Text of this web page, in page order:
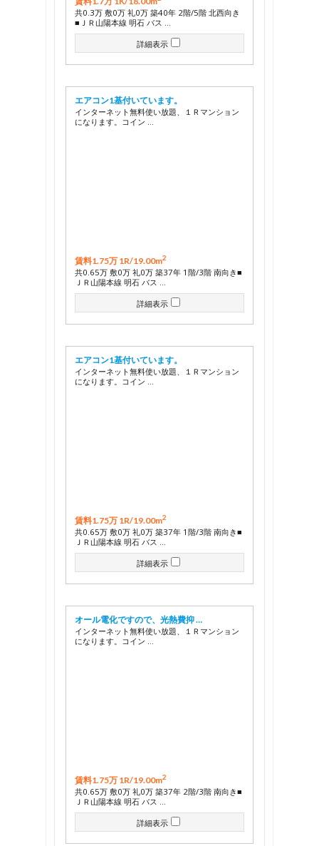
共0.3万 敷0万 礼0万 築40年 2階/5階 北西向き
■ＪＲ山陽本線 明石 バス …
詳細表示
エアコン1基付いています。
インターネット無料使い放題、１Ｒマンション
になります。コイン …
賃料1.75万 1R/19.00m2
共0.65万 敷0万 礼0万 築37年 1階/3階 南向き■
ＪＲ山陽本線 明石 バス …
詳細表示
エアコン1基付いています。
インターネット無料使い放題、１Ｒマンション
になります。コイン …
賃料1.75万 1R/19.00m2
共0.65万 敷0万 礼0万 築37年 1階/3階 南向き■
ＪＲ山陽本線 明石 バス …
詳細表示
オール電化ですので、光熱費抑 …
インターネット無料使い放題、１Ｒマンション
になります。コイン …
賃料1.75万 1R/19.00m2
共0.65万 敷0万 礼0万 築37年 2階/3階 南向き■
ＪＲ山陽本線 明石 バス …
詳細表示